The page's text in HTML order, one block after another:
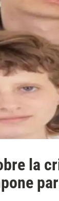
la